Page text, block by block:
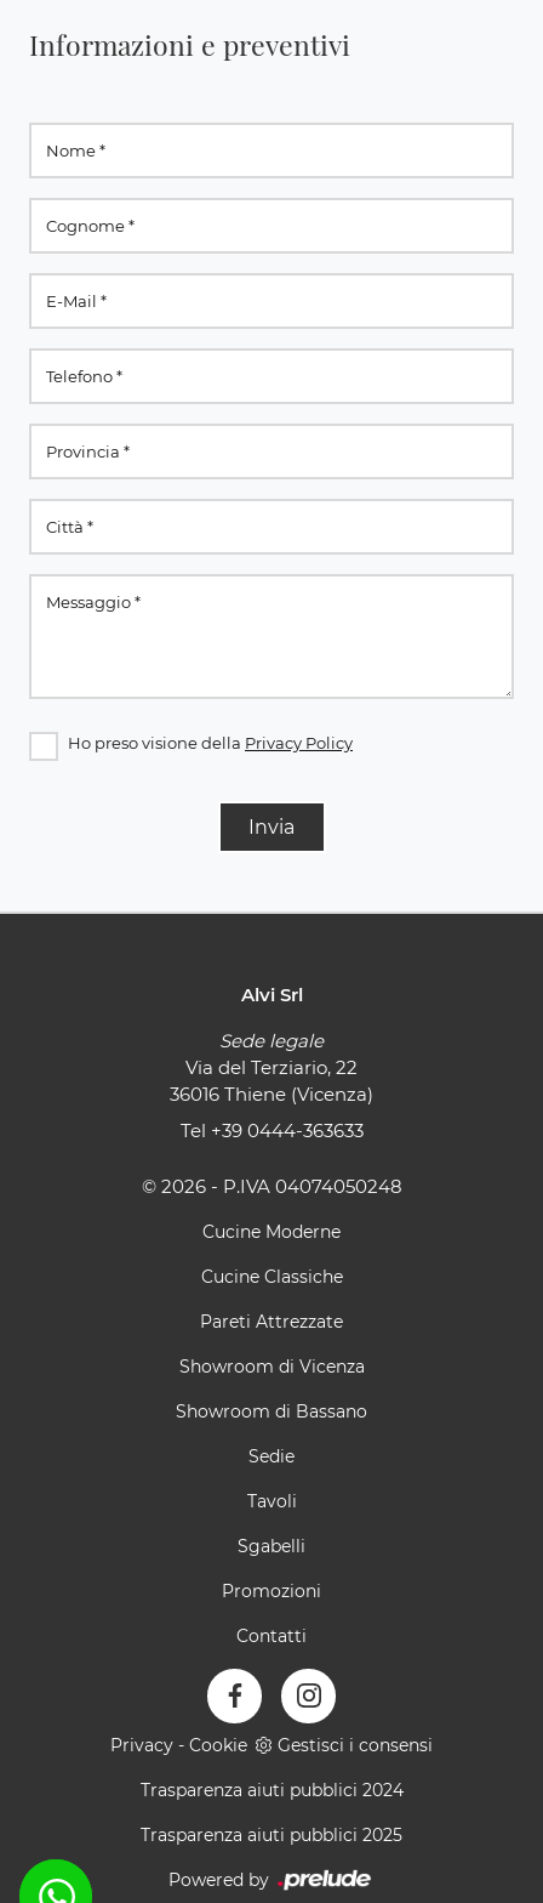
Informazioni e preventivi
Ho preso visione della Privacy Policy
Invia
Alvi Srl
Sede legale
Via del Terziario, 22
36016 Thiene (Vicenza)
Tel +39 0444-363633
© 2026 - P.IVA 04074050248
Cucine Moderne
Cucine Classiche
Pareti Attrezzate
Showroom di Vicenza
Showroom di Bassano
Sedie
Tavoli
Sgabelli
Promozioni
Contatti
Privacy - Cookie Gestisci i consensi
Trasparenza aiuti pubblici 2024
Trasparenza aiuti pubblici 2025
Powered by